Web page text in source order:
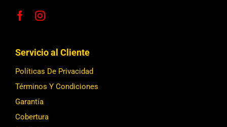
Servicio al Cliente
Políticas De Privacidad
Términos Y Condiciones
Garantía
Cobertura